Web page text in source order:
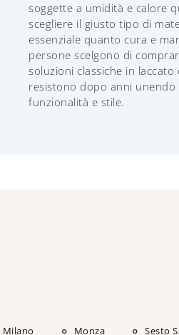
soggette a umidità e calore
scegliere il giusto tipo di
essenziale quanto cura e
persone scelgono di
soluzioni classiche in laccato
resistono dopo anni unendo
funzionalità e stile.
Milano Monza Sesto